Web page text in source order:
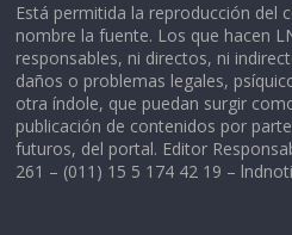
Está permitida la reproducción del
nombre la fuente. Los que hacen
responsables, ni directos, ni
daños o problemas legales,
otra índole, que puedan surgir
publicación de contenidos por
futuros, del portal. Editor
261 – (011) 15 5 174 42 19 –